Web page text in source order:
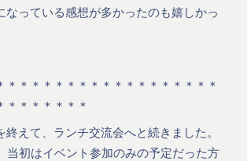
なっている感想が多かったのも嬉しかっ
＊＊＊＊＊＊＊＊＊＊＊＊＊＊＊＊＊＊
＊＊＊＊＊＊＊
終えて、ランチ交流会へと続きました。
当初はイベント参加のみの予定だった方